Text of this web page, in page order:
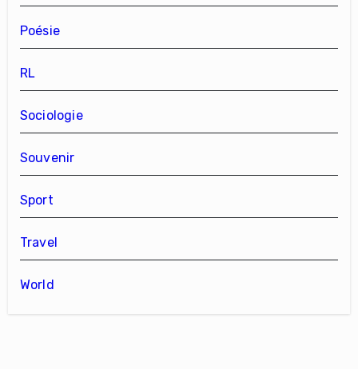
Poésie
RL
Sociologie
Souvenir
Sport
Travel
World